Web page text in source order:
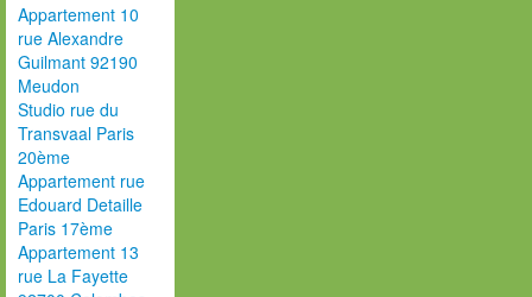
Appartement 10
rue Alexandre
Guilmant 92190
Meudon
Studio rue du
Transvaal Paris
20ème
Appartement rue
Edouard Detaille
Paris 17ème
Appartement 13
rue La Fayette